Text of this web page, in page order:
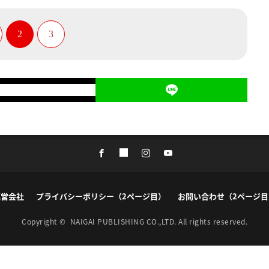
2 3
会社 プライバシーポリシー（2ページ目） お問い合わせ（2ページ
Copyright © NAIGAI PUBLISHING CO.,LTD. All rights reserved.